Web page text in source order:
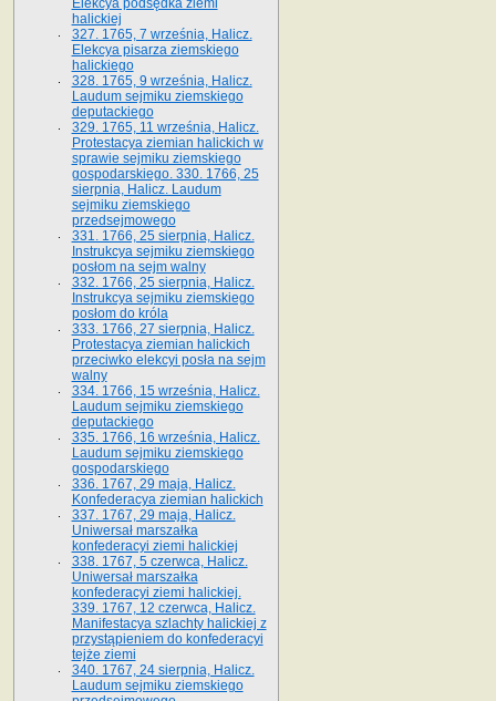
Elekcya podsędka ziemi
halickiej
327. 1765, 7 września, Halicz.
Elekcya pisarza ziemskiego
halickiego
328. 1765, 9 września, Halicz.
Laudum sejmiku ziemskiego
deputackiego
329. 1765, 11 września, Halicz.
Protestacya ziemian halickich w
sprawie sejmiku ziemskiego
gospodarskiego. 330. 1766, 25
sierpnia, Halicz. Laudum
sejmiku ziemskiego
przedsejmowego
331. 1766, 25 sierpnia, Halicz.
Instrukcya sejmiku ziemskiego
posłom na sejm walny
332. 1766, 25 sierpnia, Halicz.
Instrukcya sejmiku ziemskiego
posłom do króla
333. 1766, 27 sierpnia, Halicz.
Protestacya ziemian halickich
przeciwko elekcyi posła na sejm
walny
334. 1766, 15 września, Halicz.
Laudum sejmiku ziemskiego
deputackiego
335. 1766, 16 września, Halicz.
Laudum sejmiku ziemskiego
gospodarskiego
336. 1767, 29 maja, Halicz.
Konfederacya ziemian halickich
337. 1767, 29 maja, Halicz.
Uniwersał marszałka
konfederacyi ziemi halickiej
338. 1767, 5 czerwca, Halicz.
Uniwersał marszałka
konfederacyi ziemi halickiej.
339. 1767, 12 czerwca, Halicz.
Manifestacya szlachty halickiej z
przystąpieniem do konfederacyi
tejże ziemi
340. 1767, 24 sierpnia, Halicz.
Laudum sejmiku ziemskiego